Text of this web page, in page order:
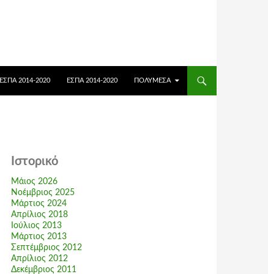
ΕΣΠΑ 2014-2020 ΕΣΠΑ 2014-2020 ΠΟΛΥΜΈΣΑ
Ιστορικό
Μάιος 2026
Νοέμβριος 2025
Μάρτιος 2024
Απρίλιος 2018
Ιούλιος 2013
Μάρτιος 2013
Σεπτέμβριος 2012
Απρίλιος 2012
Δεκέμβριος 2011